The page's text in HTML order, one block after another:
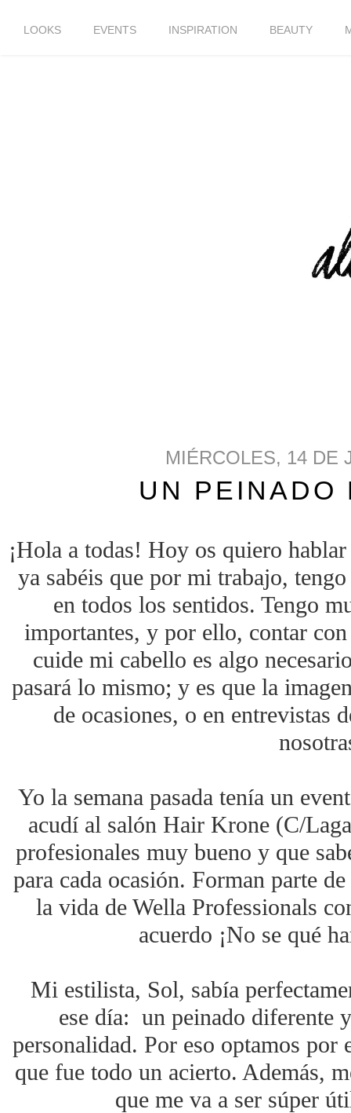
LOOKS EVENTS INSPIRATION BEAUTY
MIÉRCOLES, 14 DE
UN PEINADO
¡Hola a todas! Hoy os quiero
ya sabéis que por mi trabajo,
en todos los sentidos. Tengo
importantes, y por ello, contar
cuide mi cabello es algo
pasará lo mismo; y es que la
de ocasiones, o en entrevistas
Yo la semana pasada tenía un
acudí al salón Hair Krone (C/
profesionales muy bueno y que
para cada ocasión. Forman parte
la vida de Wella Professionals
acuerdo ¡No se qué
Mi estilista, Sol, sabía
ese día: un peinado diferente
personalidad. Por eso optamos por
que fue todo un acierto. Además,
que me va a ser súper